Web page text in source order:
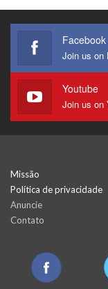
Facebook
Join us on
Youtube
Join us on
Missão
Política de privacidade
Anuncie
Contato